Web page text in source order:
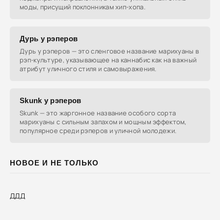
НОВОЕ И НЕ ТОЛЬКО
ДДД
моды, присущий поклонникам хип-хопа.
Дурь у рэперов
Дурь у рэперов — это сленговое название марихуаны в
рэп-культуре, указывающее на каннабис как на важный
атрибут уличного стиля и самовыражения.
Skunk у рэперов
Skunk — это жаргонное название особого сорта
марихуаны с сильным запахом и мощным эффектом,
популярное среди рэперов и уличной молодежи.